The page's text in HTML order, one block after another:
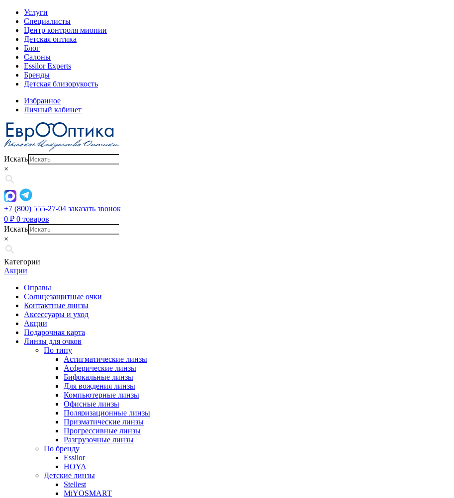
Услуги
Специалисты
Центр контроля миопии
Детская оптика
Блог
Салоны
Essilor Experts
Бренды
Детская близорукость
Избранное
Личный кабинет
Искать
×
+7 (800) 555-27-04 заказать звонок
0 ₽ 0 товаров
Искать
×
Категории
Акции
Оправы
Солнцезащитные очки
Контактные линзы
Аксессуары и уход
Акции
Подарочная карта
Линзы для очков
По типу
Астигматические линзы
Асферические линзы
Бифокальные линзы
Для вождения линзы
Компьютерные линзы
Офисные линзы
Поляризационные линзы
Призматические линзы
Прогрессивные линзы
Разгрузочные линзы
По бренду
Essilor
HOYA
Детские линзы
Stellest
MiYOSMART